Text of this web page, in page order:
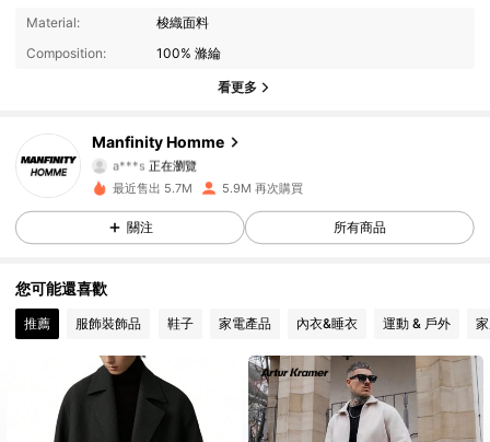
Material:
梭織面料
Composition:
100% 滌綸
看更多
Manfinity Homme
606K 追蹤者
a***s 正在瀏覽
4.91
606K 追蹤者
4.91 606K 追蹤者
4.91
606K 追蹤者
最近售出 5.7M 5.9M 再次購買
關注 所有商品
您可能還喜歡
推薦 服飾裝飾品 鞋子 家電產品 內衣&睡衣 運動 & 戶外